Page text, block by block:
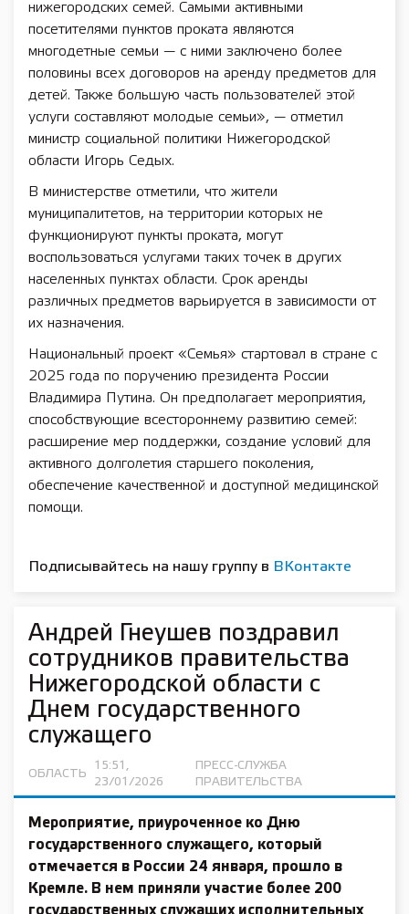
нижегородских семей. Самыми активными
посетителями пунктов проката являются
многодетные семьи — с ними заключено более
половины всех договоров на аренду предметов для
детей. Также большую часть пользователей этой
услуги составляют молодые семьи», — отметил
министр социальной политики Нижегородской
области Игорь Седых.
В министерстве отметили, что жители
муниципалитетов, на территории которых не
функционируют пункты проката, могут
воспользоваться услугами таких точек в других
населенных пунктах области. Срок аренды
различных предметов варьируется в зависимости от
их назначения.
Национальный проект «Семья» стартовал в стране с
2025 года по поручению президента России
Владимира Путина. Он предполагает мероприятия,
способствующие всестороннему развитию семей:
расширение мер поддержки, создание условий для
активного долголетия старшего поколения,
обеспечение качественной и доступной медицинской
помощи.
Подписывайтесь на нашу группу в ВКонтакте
Андрей Гнеушев поздравил
сотрудников правительства
Нижегородской области с
Днем государственного
служащего
ОБЛАСТЬ
15:51,
23/01/2026
ПРЕСС-СЛУЖБА
ПРАВИТЕЛЬСТВА
Мероприятие, приуроченное ко Дню
государственного служащего, который
отмечается в России 24 января, прошло в
Кремле. В нем приняли участие более 200
государственных служащих исполнительных